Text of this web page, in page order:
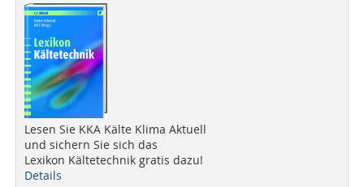
Lesen Sie KKA Kälte Klima Aktuell
und sichern Sie sich das
Lexikon Kältetechnik gratis dazu!
Details